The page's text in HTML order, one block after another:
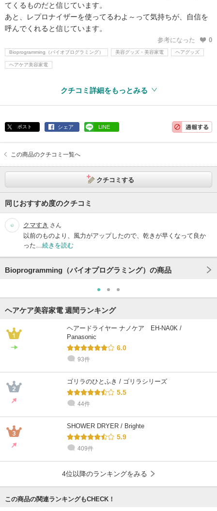
てくるものだと信じています。
あと、レプロナイザーを使ってるわよ～って気持ちが、自信を
呼んでくれると信じています。
参考になった 0
Bioprogramming（バイオプログラミング） 美容グッズ・美容家電 ヘアグッズ
ヘアケア美容家電
クチコミ詳細をもっとみる
ポスト シェア LINE
この商品のクチコミ一覧へ
クチコミする
同じおすすめ度のクチコミ
クマすき さん
以前のものより、風力がアップしたので、乾きが早くなって良か
った… 続きを読む
Bioprogramming（バイオプログラミング）の商品
ヘアケア美容家電 週間ランキング
ヘアードライヤー ナノケア EH-NA0K /
Panasonic
6.0
93件
ゴリラのひとふき / ゴリラシリーズ
5.5
44件
SHOWER DRYER / Brighte
5.9
409件
4位以降のランキングをみる
この商品の関連ランキングもCHECK！